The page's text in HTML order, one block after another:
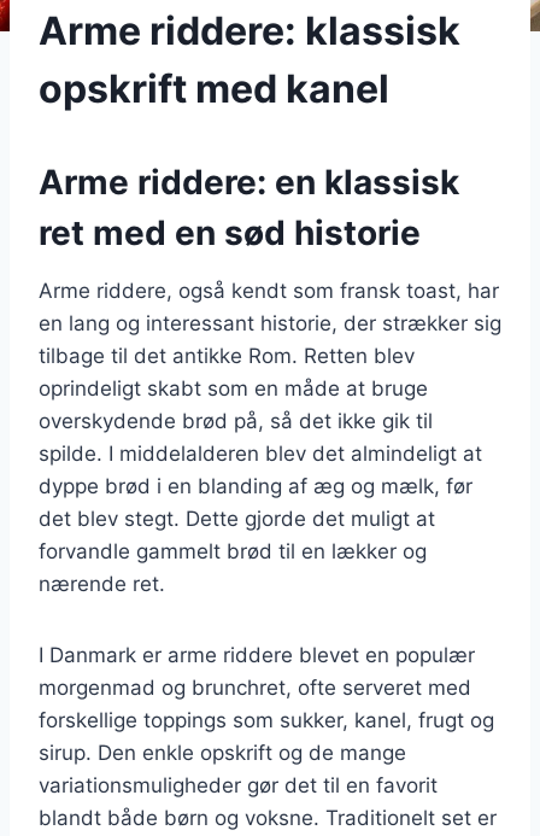
Arme riddere: klassisk
opskrift med kanel
Arme riddere: en klassisk
ret med en sød historie
Arme riddere, også kendt som fransk toast, har
en lang og interessant historie, der strækker sig
tilbage til det antikke Rom. Retten blev
oprindeligt skabt som en måde at bruge
overskydende brød på, så det ikke gik til
spilde. I middelalderen blev det almindeligt at
dyppe brød i en blanding af æg og mælk, før
det blev stegt. Dette gjorde det muligt at
forvandle gammelt brød til en lækker og
nærende ret.
I Danmark er arme riddere blevet en populær
morgenmad og brunchret, ofte serveret med
forskellige toppings som sukker, kanel, frugt og
sirup. Den enkle opskrift og de mange
variationsmuligheder gør det til en favorit
blandt både børn og voksne. Traditionelt set er